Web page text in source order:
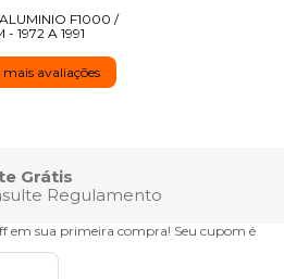
F1000 /
1972 A 1991
mais avaliações
Grátis
Regulamento
em sua primeira compra! Seu cupom é